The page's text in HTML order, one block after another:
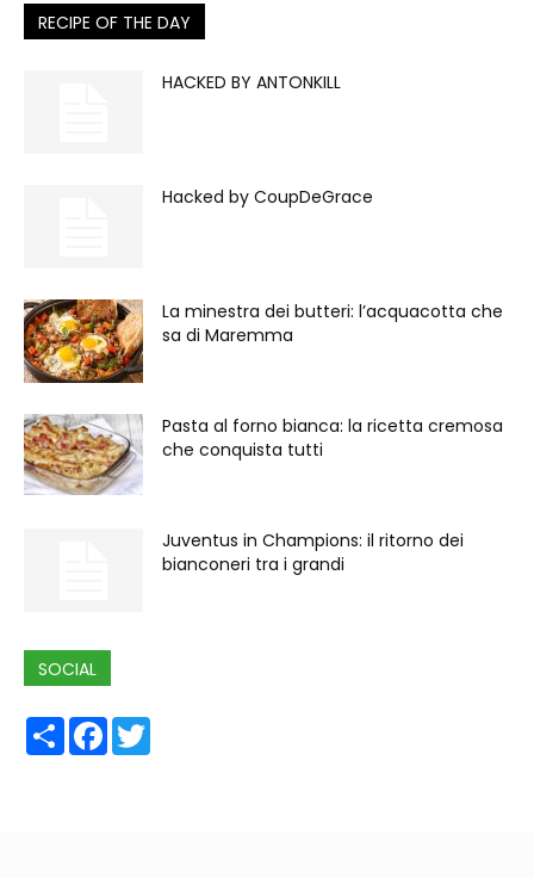
RECIPE OF THE DAY
HACKED BY ANTONKILL
Hacked by CoupDeGrace
La minestra dei butteri: l’acquacotta che
sa di Maremma
Pasta al forno bianca: la ricetta cremosa
che conquista tutti
Juventus in Champions: il ritorno dei
bianconeri tra i grandi
SOCIAL
ShareFacebook